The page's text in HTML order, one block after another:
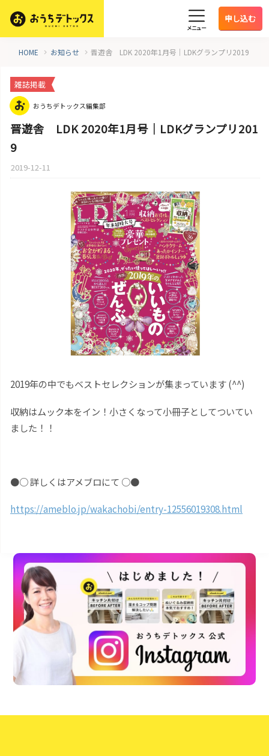
メニュー
申し込む
HOME お知らせ 晋遊舎 LDK 2020年1月号｜LDKグランプリ2019
雑誌掲載
おうちデトックス編集部
晋遊舎 LDK 2020年1月号｜LDKグランプリ201
9
2019-12-11
2019年の中でもベストセレクションが集まっています (^^)
収納はムック本をイン！小さくなって小冊子としてついてい
ました！！
●○ 詳しくはアメブロにて ○●
https://ameblo.jp/wakachobi/entry-12556019308.html